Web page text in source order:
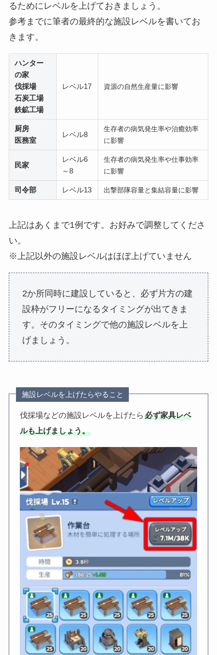
るためにレベルを上げておきましょう。
参考までに筆者の最終的な施設レベルを書いてお
きます。
ハンター
の家
伐採場
石炭工場
鉄鉱工場
レベル17 資源の自然生産量に影響
厨房
医務室
レベル8
生存者の病気発生率や治癒効率
に影響
民家
レベル6
～8
生存者の病気発生率や仕事効率
に影響
司令部 レベル13 出撃部隊容量と集結容量に影響
上記はあくまで1例です。お好みで調整してくださ
い。
※上記以外の施設レベルはほぼ上げていません
2か所同時に建設していると、必ず片方の建
設枠がフリーになるタイミングが出てきま
す。そのタイミングで他の施設レベルを上
げましょう。
施設レベルを上げたらやること
伐採場などの施設レベルを上げたら必ず家具レベ
ルも上げましょう。